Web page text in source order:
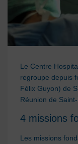
Le Centre
regroupe depuis
Félix Guyon) de
Réunion de
4 missions
Les missions